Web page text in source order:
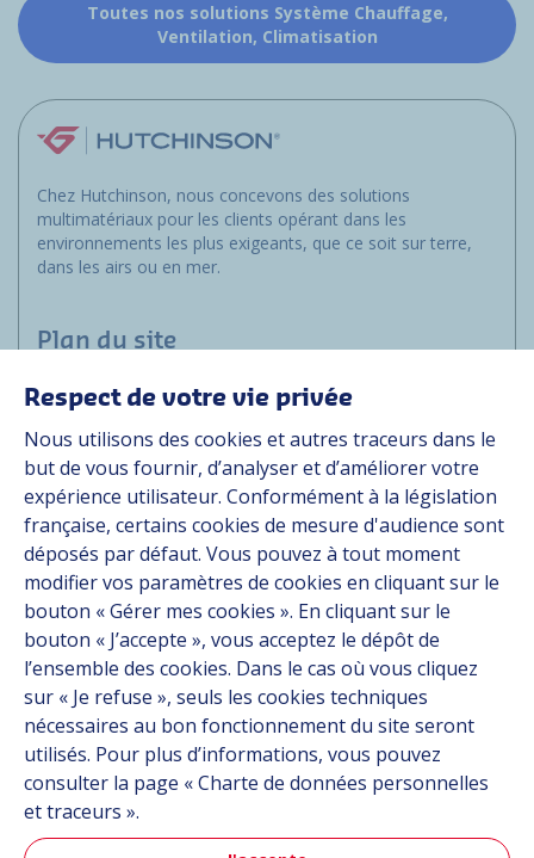
Toutes nos solutions Système Chauffage,
Ventilation, Climatisation
Chez Hutchinson, nous concevons des solutions
multimatériaux pour les clients opérant dans les
environnements les plus exigeants, que ce soit sur terre,
dans les airs ou en mer.
Plan du site
Applications
Solutions
Ressources
À propos
Carrière
Contact
Suivez-nous
Linkedin
Instagram
Respect de votre vie privée
Nous utilisons des cookies et autres traceurs dans le
but de vous fournir, d’analyser et d’améliorer votre
expérience utilisateur. Conformément à la législation
française, certains cookies de mesure d'audience sont
déposés par défaut. Vous pouvez à tout moment
modifier vos paramètres de cookies en cliquant sur le
bouton « Gérer mes cookies ». En cliquant sur le
bouton « J’accepte », vous acceptez le dépôt de
l’ensemble des cookies. Dans le cas où vous cliquez
sur « Je refuse », seuls les cookies techniques
nécessaires au bon fonctionnement du site seront
utilisés. Pour plus d’informations, vous pouvez
consulter la page « Charte de données personnelles
et traceurs ».